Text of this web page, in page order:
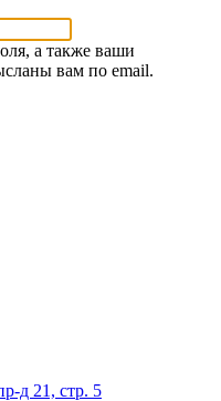
а также ваши
вам по email.
д 21, стр. 5